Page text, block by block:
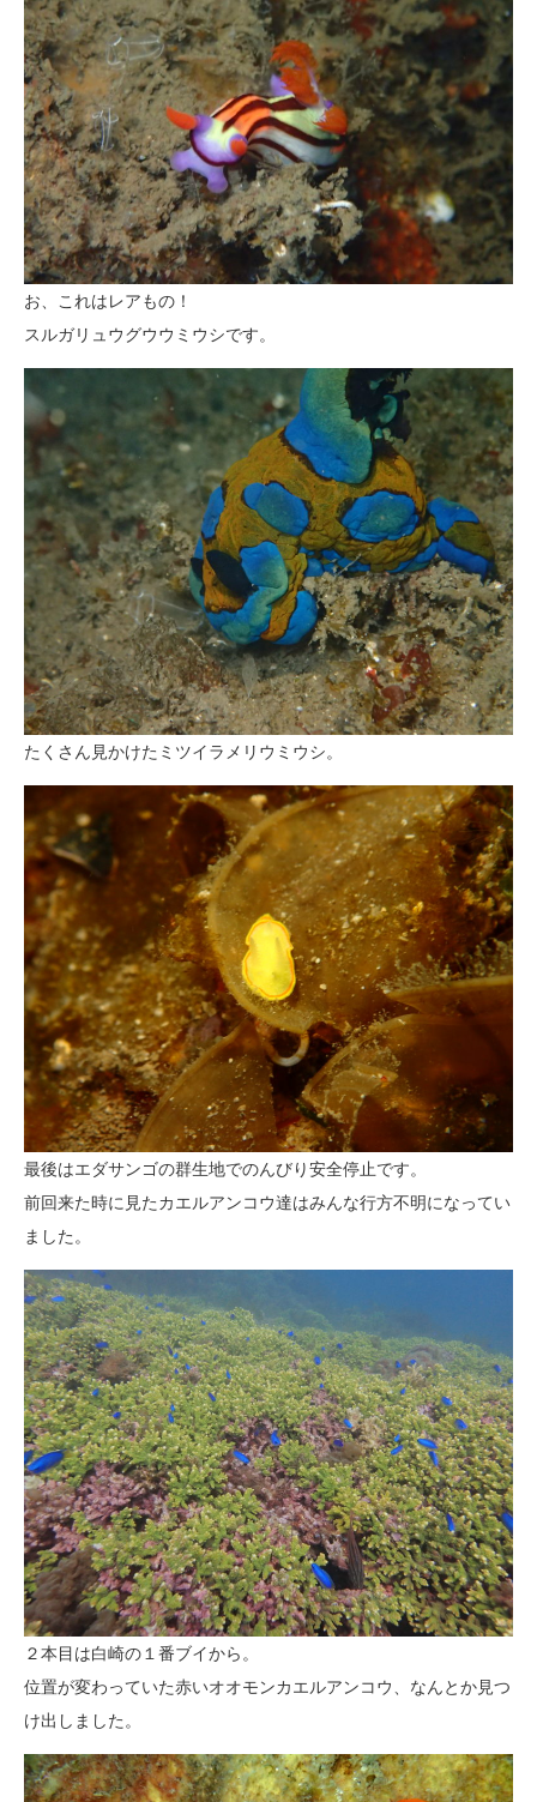
お、これはレアもの！
スルガリュウグウウミウシです。
たくさん見かけたミツイラメリウミウシ。
最後はエダサンゴの群生地でのんびり安全停止です。
前回来た時に見たカエルアンコウ達はみんな行方不明になってい
ました。
２本目は白崎の１番ブイから。
位置が変わっていた赤いオオモンカエルアンコウ、なんとか見つ
け出しました。